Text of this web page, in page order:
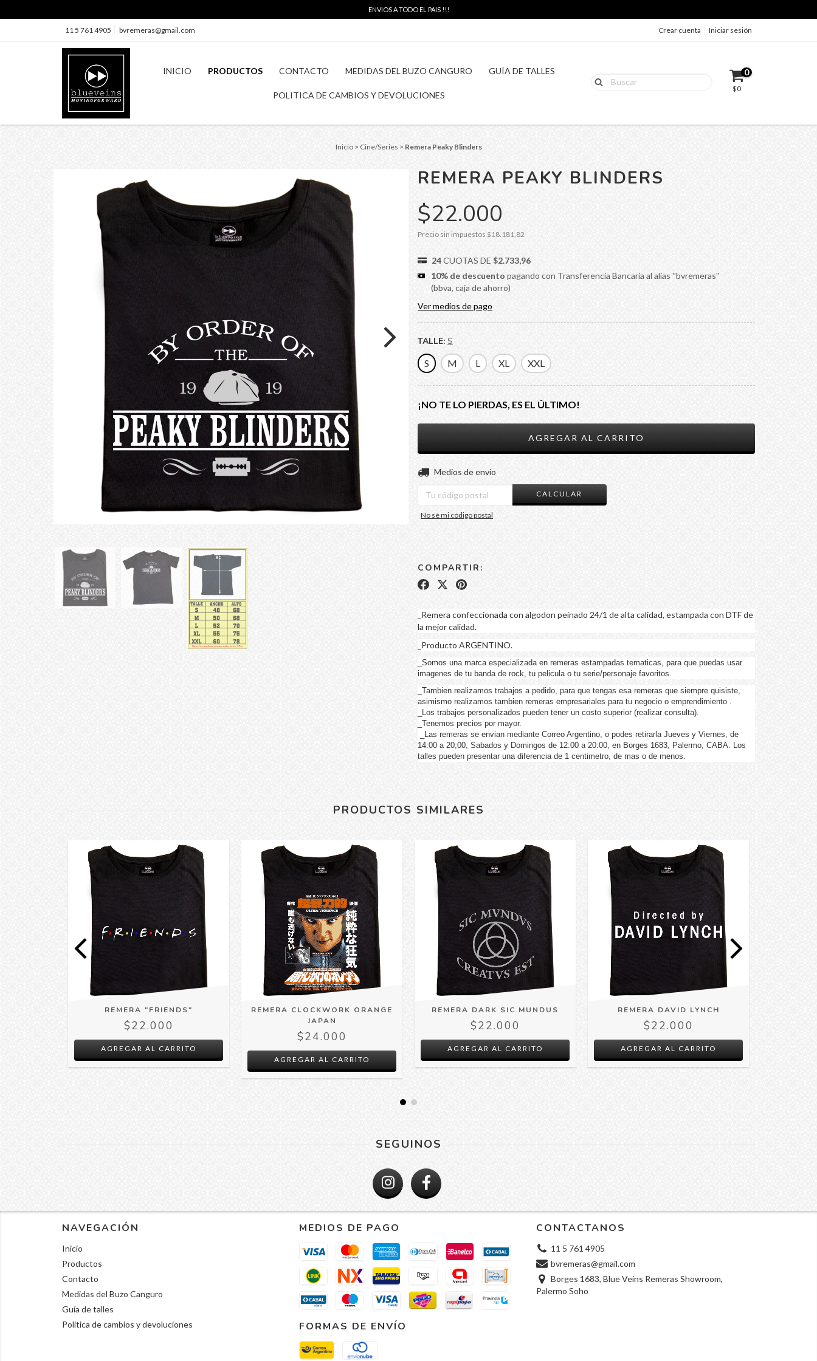
ENVIOS A TODO EL PAIS !!!
11 5 761 4905 bvremeras@gmail.com Crear cuenta Iniciar sesión
INICIO PRODUCTOS CONTACTO MEDIDAS DEL BUZO CANGURO GUÍA DE TALLES
POLITICA DE CAMBIOS Y DEVOLUCIONES
0
$0
Inicio > Cine/Series > Remera Peaky Blinders
REMERA PEAKY BLINDERS
$22.000
Precio sin impuestos $18.181,82
24CUOTAS DE $2.733,96
10% de descuento pagando con Transferencia Bancaria al alias ''bvremeras''
(bbva, caja de ahorro)
Ver medios de pago
TALLE: S
S
M L XL XXL
¡NO TE LO PIERDAS, ES EL ÚLTIMO!
Entregas para el CP:
Medios de envío
CALCULAR
No sé mi código postal
COMPARTIR:
_Remera confeccionada con algodon peinado 24/1 de alta calidad, estampada con DTF de
la mejor calidad.
_Producto ARGENTINO.
_Somos una marca especializada en remeras estampadas tematicas, para que puedas usar
imagenes de tu banda de rock, tu pelicula o tu serie/personaje favoritos.
_Tambien realizamos trabajos a pedido, para que tengas esa remeras que siempre quisiste,
asimismo realizamos tambien remeras empresariales para tu negocio o emprendimiento .
_Los trabajos personalizados pueden tener un costo superior (realizar consulta).
_Tenemos precios por mayor.
_Las remeras se envian mediante Correo Argentino, o podes retirarla Jueves y Viernes, de
14:00 a 20;00, Sabados y Domingos de 12:00 a 20:00, en Borges 1683, Palermo, CABA. Los
talles pueden presentar una diferencia de 1 centimetro, de mas o de menos.
PRODUCTOS SIMILARES
REMERA "FRIENDS"
$22.000
AGREGAR AL CARRITO
REMERA CLOCKWORK ORANGE
JAPAN
$24.000
AGREGAR AL CARRITO
REMERA DARK SIC MUNDUS
$22.000
AGREGAR AL CARRITO
REMERA DAVID LYNCH
$22.000
AGREGAR AL CARRITO
SEGUINOS
NAVEGACIÓN
Inicio
Productos
Contacto
Medidas del Buzo Canguro
Guía de talles
Politica de cambios y devoluciones
MEDIOS DE PAGO
FORMAS DE ENVÍO
CONTACTANOS
11 5 761 4905
bvremeras@gmail.com
Borges 1683, Blue Veins Remeras Showroom,
Palermo Soho